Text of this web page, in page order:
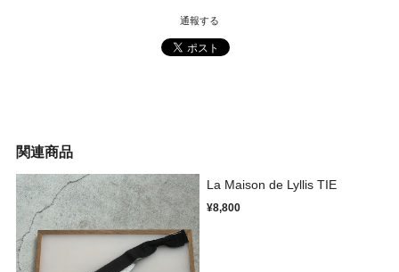
通報する
関連商品
La Maison de Lyllis TIE
¥8,800